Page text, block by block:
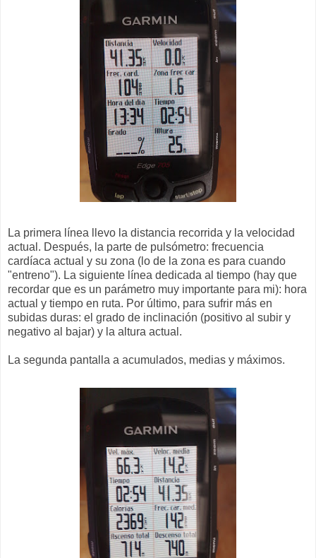
La primera línea llevo la distancia recorrida y la velocidad
actual. Después, la parte de pulsómetro: frecuencia
cardíaca actual y su zona (lo de la zona es para cuando
"entreno"). La siguiente línea dedicada al tiempo (hay que
recordar que es un parámetro muy importante para mi): hora
actual y tiempo en ruta. Por último, para sufrir más en
subidas duras: el grado de inclinación (positivo al subir y
negativo al bajar) y la altura actual.
La segunda pantalla a acumulados, medias y máximos.